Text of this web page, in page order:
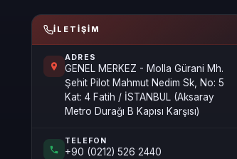
İLETIŞIM
ADRES
GENEL MERKEZ - Molla Gürani Mh.
Şehit Pilot Mahmut Nedim Sk, No: 5
Kat: 4 Fatih / İSTANBUL (Aksaray
Metro Durağı B Kapısı Karşısı)
TELEFON
+90 (0212) 526 2440